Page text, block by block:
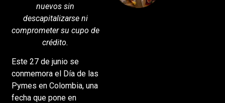
nuevos sin
descapitalizarse ni
comprometer su cupo de
crédito.
Este 27 de junio se
conmemora el Día de las
Pymes en Colombia, una
fecha que pone en